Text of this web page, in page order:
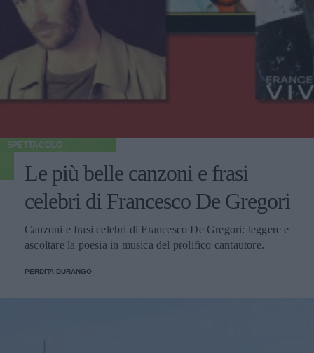
SPETTACOLO
Le più belle canzoni e frasi
celebri di Francesco De Gregori
Canzoni e frasi celebri di Francesco De Gregori: leggere e
ascoltare la poesia in musica del prolifico cantautore.
PERDITA DURANGO